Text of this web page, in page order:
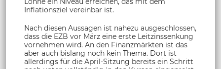
Inflationsziel vereinbar ist.
Nach diesen Aussagen ist nahezu ausgeschlossen,
dass die EZB vor März eine erste Leitzinssenkung
vornehmen wird. An den Finanzmärkten ist das
aber auch bislang noch kein Thema. Dort ist
allerdings für die April-Sitzung bereits ein Schritt